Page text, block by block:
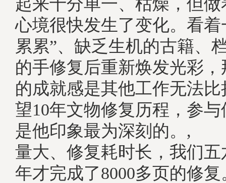
心境很快发生了变化。看着
累累”、缺乏生机的古籍、
的手修复后重新焕发光彩
的成就感是其他工作无
望10年文物修复历程，参
是他印象最为深刻的。,
量大、修复耗时长，我们
年才完成了8000多页的修复